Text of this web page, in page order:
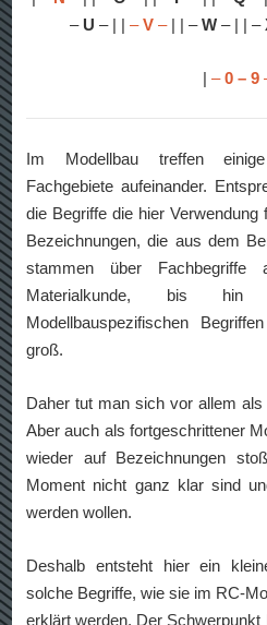
– U – | | –V –| | –W – | | –
| –0 – 9
Im Modellbau treffen
Fachgebiete aufeinander.
die Begriffe die hier Verwendung
Bezeichnungen, die aus dem
stammen über
Materialkunde, bis
Modellbauspezifischen
groß.
Daher tut man sich vor allem
Aber auch als fortgeschrittener
wieder auf Bezeichnungen
Moment nicht ganz klar sind
werden wollen.
Deshalb entsteht hier ein
solche Begriffe, wie sie im RC-
erklärt werden. Der